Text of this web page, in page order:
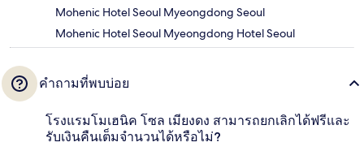
Mohenic Hotel Seoul Myeongdong Seoul
Mohenic Hotel Seoul Myeongdong Hotel Seoul
คำถามที่พบบ่อย
โรงแรมโมเฮนิค โซล เมียงดง สามารถยกเลิกได้ฟรีและ
รับเงินคืนเต็มจำนวนได้หรือไม่?